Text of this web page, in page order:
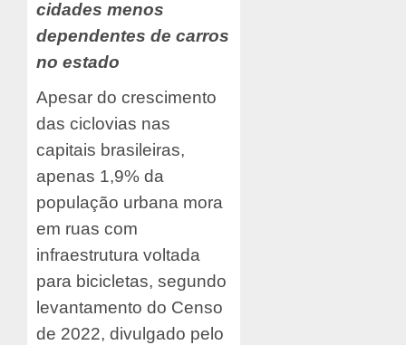
cidades menos
dependentes de carros
no estado
Apesar do crescimento
das ciclovias nas
capitais brasileiras,
apenas 1,9% da
população urbana mora
em ruas com
infraestrutura voltada
para bicicletas, segundo
levantamento do Censo
de 2022, divulgado pelo